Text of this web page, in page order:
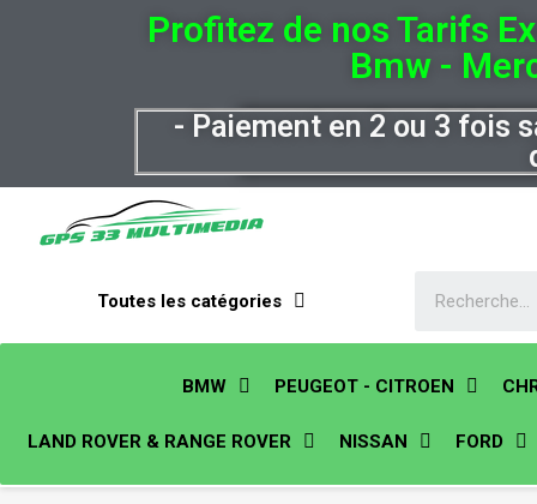
Profitez de nos Tarifs
Bmw -
- Paiement en 2 ou 3 fois
Toutes les catégories
BMW PEUGEOT - CITROEN
LAND ROVER & RANGE ROVER NISSAN FORD